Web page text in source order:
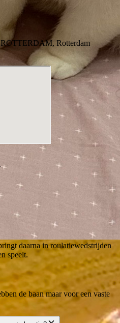
Rotterdam
daarna in roulatiewedstrijden
speelt.
de baan maar voor een vaste